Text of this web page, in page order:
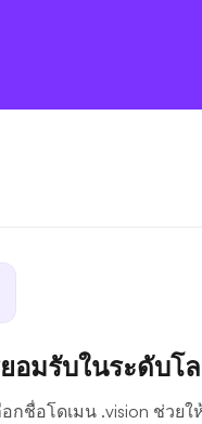
อมรับในระดับโ
อกชื่อโดเมน .vision ช่ว